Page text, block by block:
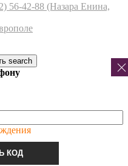
56-42-88 (Назара Енина,
search
КОД